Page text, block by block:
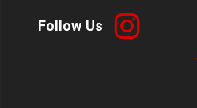
Follow Us